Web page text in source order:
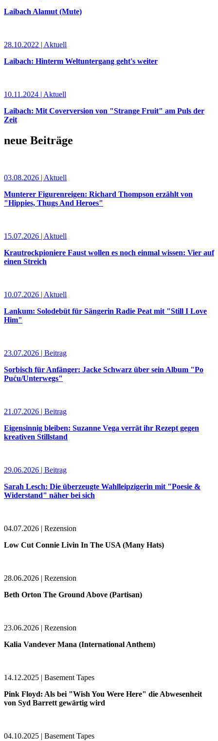
Laibach Alamut (Mute)
28.10.2022 | Aktuell
Laibach: Hinterm Weltuntergang geht's weiter
10.11.2024 | Aktuell
Laibach: Mit Coverversion von "Strange Fruit" am Puls der
Zeit
neue Beiträge
03.08.2026 | Aktuell
Munterer Figurenreigen: Richard Thompson erzählt von
"Hippies, Thugs And Heroes"
15.07.2026 | Aktuell
Krautrockpioniere Faust wollen es noch einmal wissen: Vier auf
einen Streich
10.07.2026 | Aktuell
Lankum: Solodebüt für Sängerin Radie Peat mit "Still I Love
Him"
23.07.2026 | Beitrag
Sorbisch für Anfänger: Jacke Schwarz über sein Album "Po
Puću/Unterwegs"
21.07.2026 | Beitrag
Eigensinnig bleiben: Suzanne Vega verrät ihr Rezept gegen
kreativen Stillstand
29.06.2026 | Beitrag
Sarah Lesch: Die überzeugte Wahlleipzigerin mit "Poesie &
Widerstand" näher bei sich
04.07.2026 | Rezension
Low Cut Connie Livin In The USA (Many Hats)
28.06.2026 | Rezension
Beth Orton The Ground Above (Partisan)
23.06.2026 | Rezension
Kalia Vandever Mana (International Anthem)
14.12.2025 | Basement Tapes
Pink Floyd: Als bei "Wish You Were Here" die Abwesenheit
von Syd Barrett gewärtig wird
04.10.2025 | Basement Tapes